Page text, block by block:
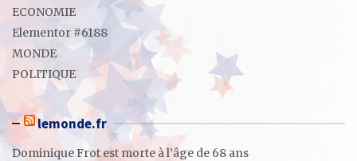
ECONOMIE
Elementor #6188
MONDE
POLITIQUE
lemonde.fr
Dominique Frot est morte à l’âge de 68 ans